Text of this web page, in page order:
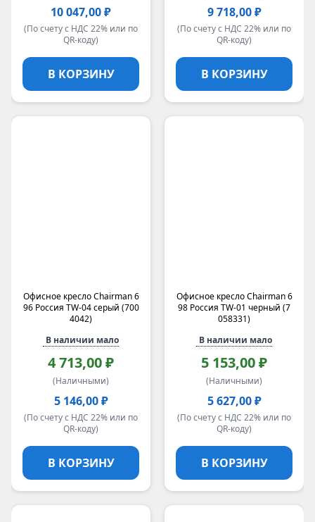
10 047,00 ₽
(По счету с НДС 22% или по
QR-коду)
В КОРЗИНУ
9 718,00 ₽
(По счету с НДС 22% или по
QR-коду)
В КОРЗИНУ
Офисное кресло Chairman 6
96 Россия TW-04 серый (700
4042)
В наличии мало
4 713,00 ₽
(Наличными)
5 146,00 ₽
(По счету с НДС 22% или по
QR-коду)
В КОРЗИНУ
Офисное кресло Chairman 6
98 Россия TW-01 черный (7
058331)
В наличии мало
5 153,00 ₽
(Наличными)
5 627,00 ₽
(По счету с НДС 22% или по
QR-коду)
В КОРЗИНУ